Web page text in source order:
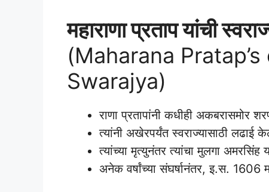
महाराणा प्रताप यांची
(Maharana
Swarajya)
राणा प्रतापांनी कधीही अकबरासमोर
त्यांनी अखेरपर्यंत स्वराज्यासाठी लढाई
त्यांच्या मृत्युनंतर त्यांचा मुलगा अमरसिंह
अनेक वर्षांच्या संघर्षानंतर, इ.स. 1606